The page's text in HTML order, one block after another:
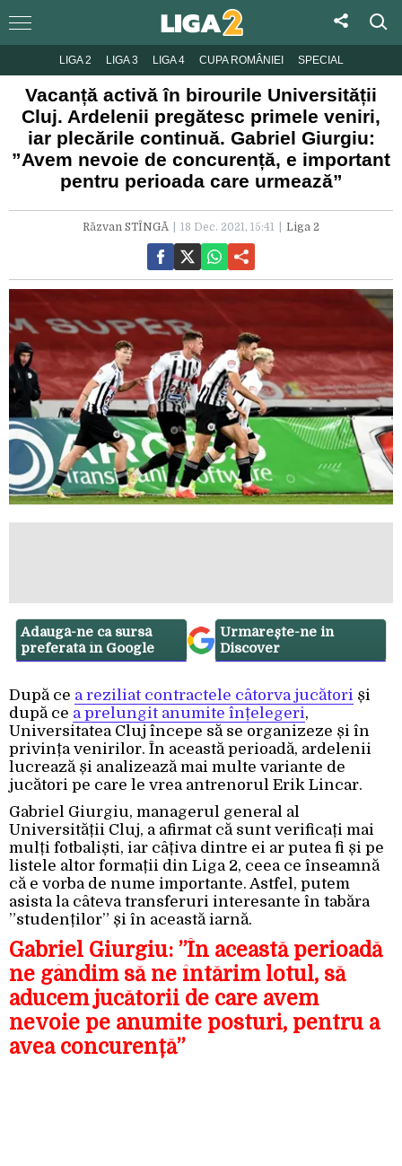
LIGA 2 LIGA 3 LIGA 4 CUPA ROMÂNIEI SPECIAL
Vacanță activă în birourile Universității
Cluj. Ardelenii pregătesc primele veniri,
iar plecările continuă. Gabriel Giurgiu:
”Avem nevoie de concurență, e important
pentru perioada care urmează”
Răzvan STÎNGĂ 18 Dec. 2021, 15:41 Liga 2
Adaugă-ne ca sursă
preferată în Google
Urmărește-ne in
Discover
După ce a reziliat contractele câtorva jucători și
după ce a prelungit anumite înțelegeri,
Universitatea Cluj începe să se organizeze și în
privința venirilor. În această perioadă, ardelenii
lucrează și analizează mai multe variante de
jucători pe care le vrea antrenorul Erik Lincar.
Gabriel Giurgiu, managerul general al
Universității Cluj, a afirmat că sunt verificați mai
mulți fotbaliști, iar câțiva dintre ei ar putea fi și pe
listele altor formații din Liga 2, ceea ce înseamnă
că e vorba de nume importante. Astfel, putem
asista la câteva transferuri interesante în tabăra
”studenților” și în această iarnă.
Gabriel Giurgiu: ”În această perioadă
ne gândim să ne întărim lotul, să
aducem jucătorii de care avem
nevoie pe anumite posturi, pentru a
avea concurență”